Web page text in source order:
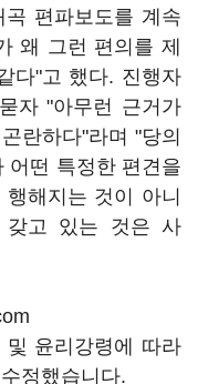
편파보도를 계속
왜 그런 편의를 제
다"고 했다. 진행자
자 "아무런 근거가
란하다"라며 "당의
어떤 특정한 편견을
해지는 것이 아니
갖고 있는 것은 사
윤리강령에 따라
정했습니다.